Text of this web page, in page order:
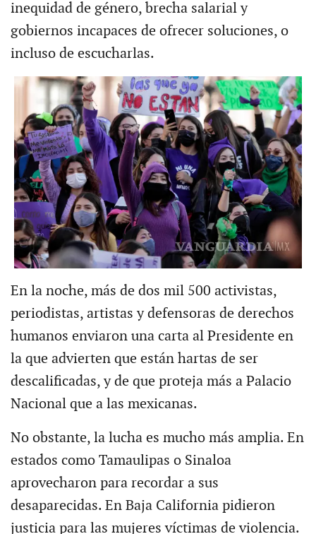
inequidad de género, brecha salarial y
gobiernos incapaces de ofrecer soluciones, o
incluso de escucharlas.
En la noche, más de dos mil 500 activistas,
periodistas, artistas y defensoras de derechos
humanos enviaron una carta al Presidente en
la que advierten que están hartas de ser
descalificadas, y de que proteja más a Palacio
Nacional que a las mexicanas.
No obstante, la lucha es mucho más amplia. En
estados como Tamaulipas o Sinaloa
aprovecharon para recordar a sus
desaparecidas. En Baja California pidieron
justicia para las mujeres víctimas de violencia.